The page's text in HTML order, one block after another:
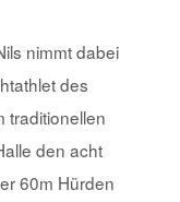
nimmt dabei
des
traditionellen
den acht
60m Hürden